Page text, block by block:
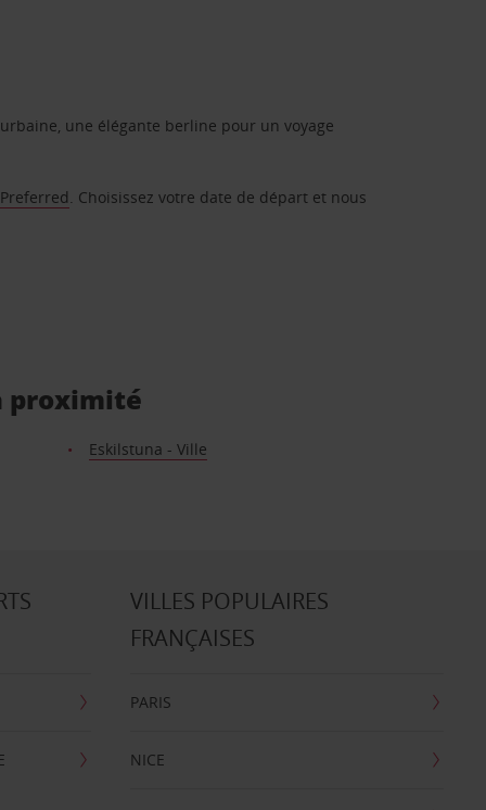
une élégante berline pour un voyage
. Choisissez votre date de départ et nous
proximité
Eskilstuna - Ville
VILLES POPULAIRES
FRANÇAISES
PARIS
NICE